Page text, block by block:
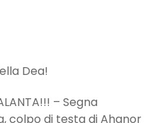
Dea!
– Segna
colpo di testa di Ahanor